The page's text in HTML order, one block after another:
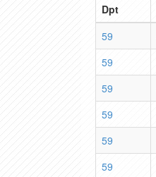
Dpt
59
59
59
59
59
59